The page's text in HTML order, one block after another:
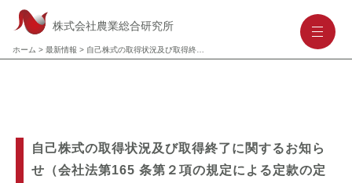
株式会社農業総合研究所
ホーム > 最新情報 >
--
自己株式の取得状況及び取得終了に関するお知ら
せ（会社法第165 条第２項の規定による定款の定